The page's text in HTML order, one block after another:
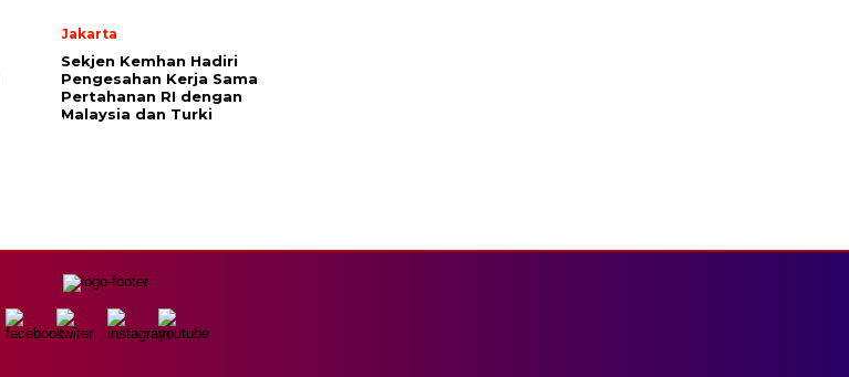
Jakarta
Sekjen Kemhan Hadiri
Pengesahan Kerja Sama
Pertahanan RI dengan
Malaysia dan Turki